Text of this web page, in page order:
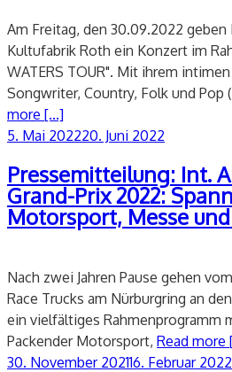
Am Freitag, den 30.09.2022 geben
Kultufabrik Roth ein Konzert im
WATERS TOUR". Mit ihrem
Songwriter, Country, Folk und Pop
more [...]
Veröffentlicht
5. Mai 202220. Juni 2022
Pressemitteilung: Int.
Grand-Prix 2022:
Motorsport, Messe
Nach zwei Jahren Pause gehen
Race Trucks am Nürburgring an
ein vielfältiges Rahmenprogramm
Packender Motorsport, Read more
Veröffentlicht
30. November 202116. Februar 2022